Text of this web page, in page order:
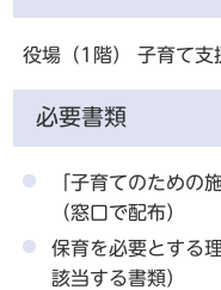
役場（1階） 子育て支
必要書類
「子育てのための
（窓口で配布）
保育を必要とする
該当する書類）